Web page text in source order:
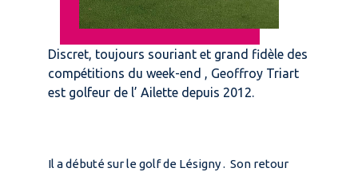
Discret, toujours souriant et grand fidèle des
compétitions du week-end , Geoffroy Triart
est golfeur de l’ Ailette depuis 2012.
Il a débuté sur le golf de Lésigny . Son retour